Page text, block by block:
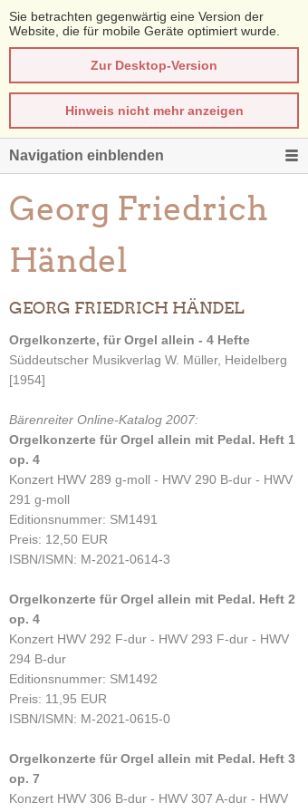
Sie betrachten gegenwärtig eine Version der
Website, die für mobile Geräte optimiert wurde.
Zur Desktop-Version
Hinweis nicht mehr anzeigen
Navigation einblenden
Georg Friedrich
Händel
GEORG FRIEDRICH HÄNDEL
Orgelkonzerte, für Orgel allein - 4 Hefte
Süddeutscher Musikverlag W. Müller, Heidelberg
[1954]
Bärenreiter Online-Katalog 2007:
Orgelkonzerte für Orgel allein mit Pedal. Heft 1
op. 4
Konzert HWV 289 g-moll - HWV 290 B-dur - HWV
291 g-moll
Editionsnummer: SM1491
Preis: 12,50 EUR
ISBN/ISMN: M-2021-0614-3
Orgelkonzerte für Orgel allein mit Pedal. Heft 2
op. 4
Konzert HWV 292 F-dur - HWV 293 F-dur - HWV
294 B-dur
Editionsnummer: SM1492
Preis: 11,95 EUR
ISBN/ISMN: M-2021-0615-0
Orgelkonzerte für Orgel allein mit Pedal. Heft 3
op. 7
Konzert HWV 306 B-dur - HWV 307 A-dur - HWV